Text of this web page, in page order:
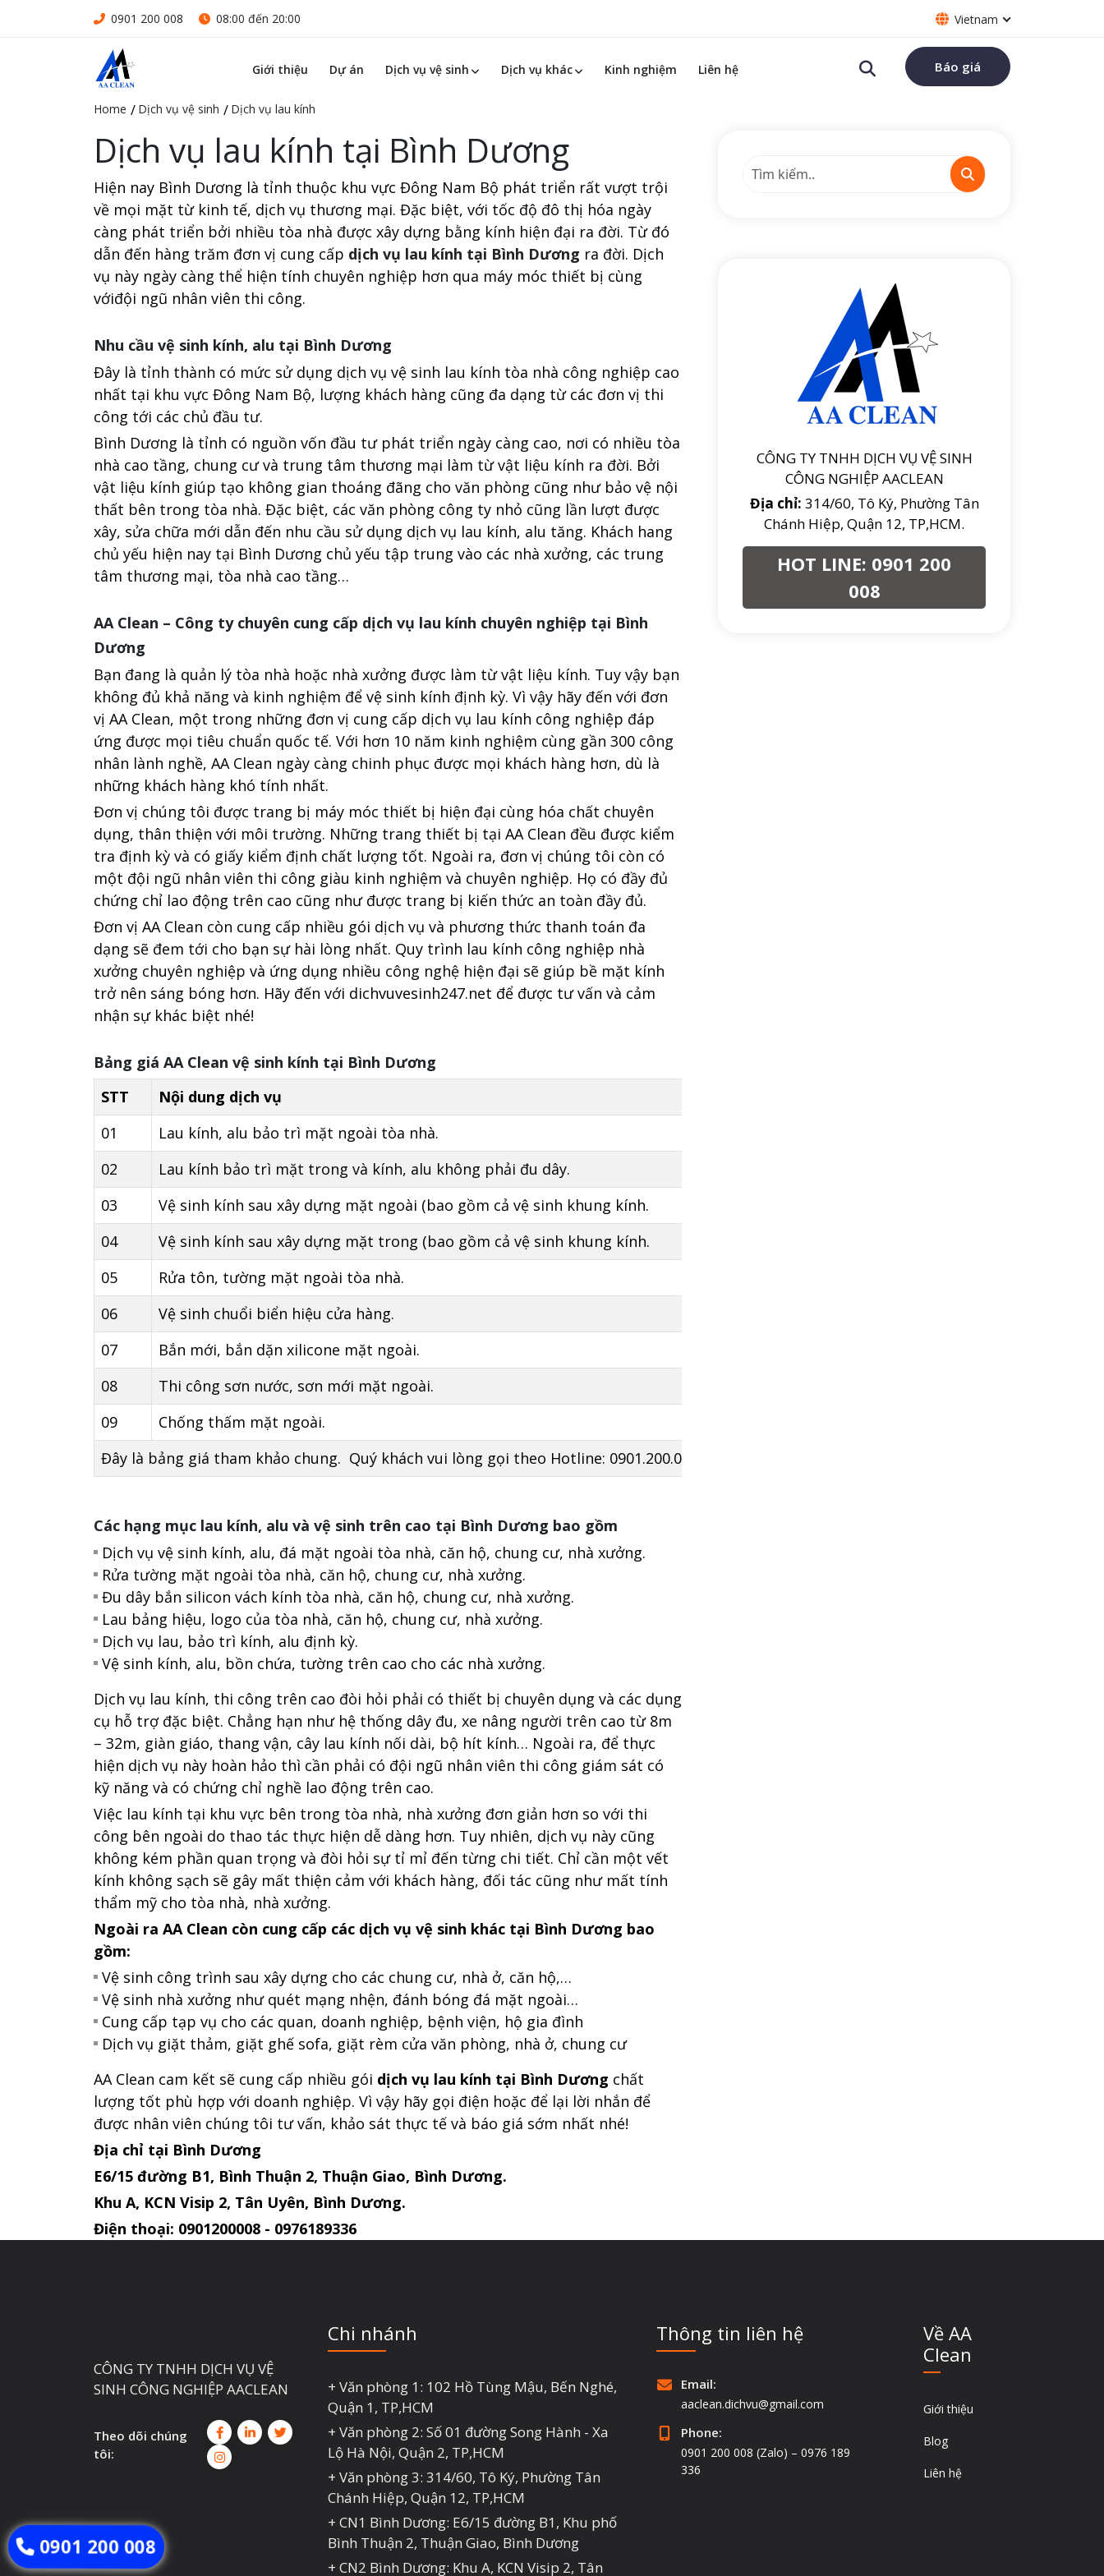
0901 200 008 08:00 đến 20:00 Vietnam
Giới thiệu Dự án Dịch vụ vệ sinh Dịch vụ khác Kinh nghiệm Liên hệ Báo giá
Home Dịch vụ vệ sinh Dịch vụ lau kính
Dịch vụ lau kính tại Bình Dương
Hiện nay Bình Dương là tỉnh thuộc khu vực Đông Nam Bộ phát triển rất vượt trội
về mọi mặt từ kinh tế, dịch vụ thương mại. Đặc biệt, với tốc độ đô thị hóa ngày
càng phát triển bởi nhiều tòa nhà được xây dựng bằng kính hiện đại ra đời. Từ đó
dẫn đến hàng trăm đơn vị cung cấp dịch vụ lau kính tại Bình Dương ra đời. Dịch
vụ này ngày càng thể hiện tính chuyên nghiệp hơn qua máy móc thiết bị cùng
vớiđội ngũ nhân viên thi công.
Nhu cầu vệ sinh kính, alu tại Bình Dương
Đây là tỉnh thành có mức sử dụng dịch vụ vệ sinh lau kính tòa nhà công nghiệp cao
nhất tại khu vực Đông Nam Bộ, lượng khách hàng cũng đa dạng từ các đơn vị thi
công tới các chủ đầu tư.
Bình Dương là tỉnh có nguồn vốn đầu tư phát triển ngày càng cao, nơi có nhiều tòa
nhà cao tầng, chung cư và trung tâm thương mại làm từ vật liệu kính ra đời. Bởi
vật liệu kính giúp tạo không gian thoáng đãng cho văn phòng cũng như bảo vệ nội
thất bên trong tòa nhà. Đặc biệt, các văn phòng công ty nhỏ cũng lần lượt được
xây, sửa chữa mới dẫn đến nhu cầu sử dụng dịch vụ lau kính, alu tăng. Khách hang
chủ yếu hiện nay tại Bình Dương chủ yếu tập trung vào các nhà xưởng, các trung
tâm thương mại, tòa nhà cao tầng…
AA Clean – Công ty chuyên cung cấp dịch vụ lau kính chuyên nghiệp tại Bình
Dương
Bạn đang là quản lý tòa nhà hoặc nhà xưởng được làm từ vật liệu kính. Tuy vậy bạn
không đủ khả năng và kinh nghiệm để vệ sinh kính định kỳ. Vì vậy hãy đến với đơn
vị AA Clean, một trong những đơn vị cung cấp dịch vụ lau kính công nghiệp đáp
ứng được mọi tiêu chuẩn quốc tế. Với hơn 10 năm kinh nghiệm cùng gần 300 công
nhân lành nghề, AA Clean ngày càng chinh phục được mọi khách hàng hơn, dù là
những khách hàng khó tính nhất.
Đơn vị chúng tôi được trang bị máy móc thiết bị hiện đại cùng hóa chất chuyên
dụng, thân thiện với môi trường. Những trang thiết bị tại AA Clean đều được kiểm
tra định kỳ và có giấy kiểm định chất lượng tốt. Ngoài ra, đơn vị chúng tôi còn có
một đội ngũ nhân viên thi công giàu kinh nghiệm và chuyên nghiệp. Họ có đầy đủ
chứng chỉ lao động trên cao cũng như được trang bị kiến thức an toàn đầy đủ.
Đơn vị AA Clean còn cung cấp nhiều gói dịch vụ và phương thức thanh toán đa
dạng sẽ đem tới cho bạn sự hài lòng nhất. Quy trình lau kính công nghiệp nhà
xưởng chuyên nghiệp và ứng dụng nhiều công nghệ hiện đại sẽ giúp bề mặt kính
trở nên sáng bóng hơn. Hãy đến với dichvuvesinh247.net để được tư vấn và cảm
nhận sự khác biệt nhé!
Bảng giá AA Clean vệ sinh kính tại Bình Dương
STT
Nội dung dịch vụ
01
Lau kính, alu bảo trì mặt ngoài tòa nhà.
02
Lau kính bảo trì mặt trong và kính, alu không phải đu dây.
03
Vệ sinh kính sau xây dựng mặt ngoài (bao gồm cả vệ sinh khung kính.
04
Vệ sinh kính sau xây dựng mặt trong (bao gồm cả vệ sinh khung kính.
05
Rửa tôn, tường mặt ngoài tòa nhà.
06
Vệ sinh chuổi biển hiệu cửa hàng.
07
Bắn mới, bắn dặn xilicone mặt ngoài.
08
Thi công sơn nước, sơn mới mặt ngoài.
09
Chống thấm mặt ngoài.
Đây là bảng giá tham khảo chung. Quý khách vui lòng gọi theo Hotline: 0901.200.008 – 0976.189.336 để được tư vấn, khảo sát và báo giá trực
Các hạng mục lau kính, alu và vệ sinh trên cao tại Bình Dương bao gồm
Dịch vụ vệ sinh kính, alu, đá mặt ngoài tòa nhà, căn hộ, chung cư, nhà xưởng.
Rửa tường mặt ngoài tòa nhà, căn hộ, chung cư, nhà xưởng.
Đu dây bắn silicon vách kính tòa nhà, căn hộ, chung cư, nhà xưởng.
Lau bảng hiệu, logo của tòa nhà, căn hộ, chung cư, nhà xưởng.
Dịch vụ lau, bảo trì kính, alu định kỳ.
Vệ sinh kính, alu, bồn chứa, tường trên cao cho các nhà xưởng.
Dịch vụ lau kính, thi công trên cao đòi hỏi phải có thiết bị chuyên dụng và các dụng
cụ hỗ trợ đặc biệt. Chẳng hạn như hệ thống dây đu, xe nâng người trên cao từ 8m
– 32m, giàn giáo, thang vận, cây lau kính nối dài, bộ hít kính… Ngoài ra, để thực
hiện dịch vụ này hoàn hảo thì cần phải có đội ngũ nhân viên thi công giám sát có
kỹ năng và có chứng chỉ nghề lao động trên cao.
Việc lau kính tại khu vực bên trong tòa nhà, nhà xưởng đơn giản hơn so với thi
công bên ngoài do thao tác thực hiện dễ dàng hơn. Tuy nhiên, dịch vụ này cũng
không kém phần quan trọng và đòi hỏi sự tỉ mỉ đến từng chi tiết. Chỉ cần một vết
kính không sạch sẽ gây mất thiện cảm với khách hàng, đối tác cũng như mất tính
thẩm mỹ cho tòa nhà, nhà xưởng.
Ngoài ra AA Clean còn cung cấp các dịch vụ vệ sinh khác tại Bình Dương bao
gồm:
Vệ sinh công trình sau xây dựng cho các chung cư, nhà ở, căn hộ,…
Vệ sinh nhà xưởng như quét mạng nhện, đánh bóng đá mặt ngoài…
Cung cấp tạp vụ cho các quan, doanh nghiệp, bệnh viện, hộ gia đình
Dịch vụ giặt thảm, giặt ghế sofa, giặt rèm cửa văn phòng, nhà ở, chung cư
AA Clean cam kết sẽ cung cấp nhiều gói dịch vụ lau kính tại Bình Dương chất
lượng tốt phù hợp với doanh nghiệp. Vì vậy hãy gọi điện hoặc để lại lời nhắn để
được nhân viên chúng tôi tư vấn, khảo sát thực tế và báo giá sớm nhất nhé!
Địa chỉ tại Bình Dương
E6/15 đường B1, Bình Thuận 2, Thuận Giao, Bình Dương.
Khu A, KCN Visip 2, Tân Uyên, Bình Dương.
Điện thoại: 0901200008 - 0976189336
CÔNG TY TNHH DỊCH VỤ VỆ SINH
CÔNG NGHIỆP AACLEAN
Địa chỉ: 314/60, Tô Ký, Phường Tân
Chánh Hiệp, Quận 12, TP,HCM.
HOT LINE: 0901 200
008
CÔNG TY TNHH DỊCH VỤ VỆ
SINH CÔNG NGHIỆP AACLEAN
Theo dõi chúng
tôi:
Chi nhánh
+ Văn phòng 1: 102 Hồ Tùng Mậu, Bến Nghé,
Quận 1, TP,HCM
+ Văn phòng 2: Số 01 đường Song Hành - Xa
Lộ Hà Nội, Quận 2, TP,HCM
+ Văn phòng 3: 314/60, Tô Ký, Phường Tân
Chánh Hiệp, Quận 12, TP,HCM
+ CN1 Bình Dương: E6/15 đường B1, Khu phố
Bình Thuận 2, Thuận Giao, Bình Dương
+ CN2 Bình Dương: Khu A, KCN Visip 2, Tân
Thông tin liên hệ
Email:
aaclean.dichvu@gmail.com
Phone:
0901 200 008 (Zalo) – 0976 189
336
Về AA
Clean
Giới thiệu
Blog
Liên hệ
0901 200 008